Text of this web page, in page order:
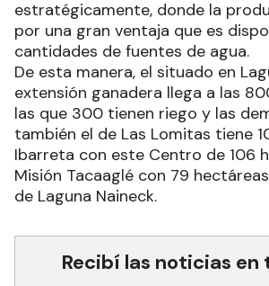
estratégicamente, donde la
por una gran ventaja que es
cantidades de fuentes de agua.
De esta manera, el situado en
extensión ganadera llega a las
las que 300 tienen riego y las
también el de Las Lomitas tiene
Ibarreta con este Centro de 106
Misión Tacaaglé con 79
de Laguna Naineck.
Recibí las noticias en